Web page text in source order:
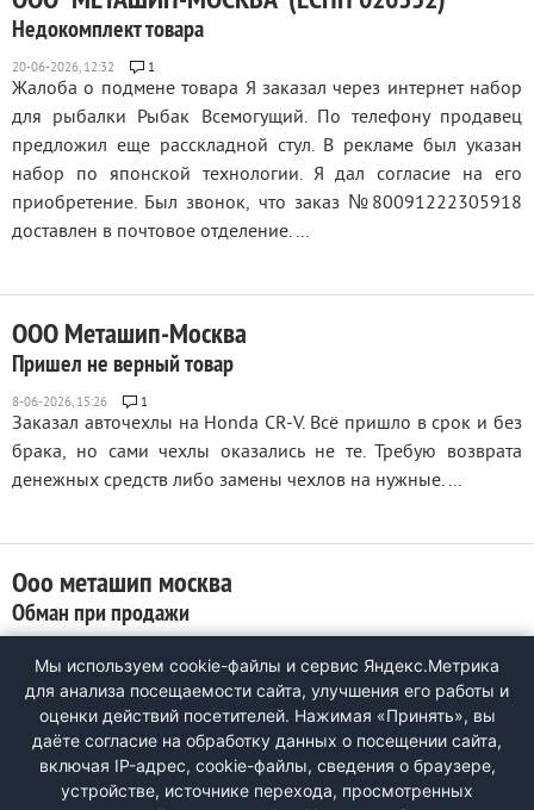
Недокомплект товара
1
Жалоба о подмене товара Я заказал через интернет набор
для рыбалки Рыбак Всемогущий. По телефону продавец
предложил еще расскладной стул. В рекламе был указан
набор по японской технологии. Я дал согласие на его
приобретение. Был звонок, что заказ №80091222305918
доставлен в почтовое отделение. ...
ООО Меташип-Москва
Пришел не верный товар
1
Заказал авточехлы на Honda CR-V. Всё пришло в срок и без
брака, но сами чехлы оказались не те. Требую возврата
денежных средств либо замены чехлов на нужные. ...
Ооо меташип москва
Обман при продажи
Сделал заказ на чехлы для машины Kia Seltos, а прислали
непонятно что. Оплатил на почте 7450 руб. Как вернуть
товар и получить деньги — не понятно. ...
Мы используем cookie-файлы и сервис Яндекс.Метрика
для анализа посещаемости сайта, улучшения его работы и
оценки действий посетителей. Нажимая «Принять», вы
даёте согласие на обработку данных о посещении сайта,
включая IP-адрес, cookie-файлы, сведения о браузере,
устройстве, источнике перехода, просмотренных